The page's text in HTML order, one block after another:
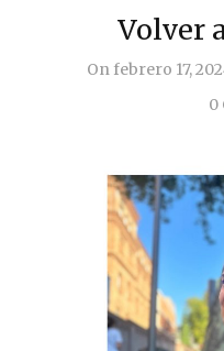
Volver
Onfebrero 17,
0